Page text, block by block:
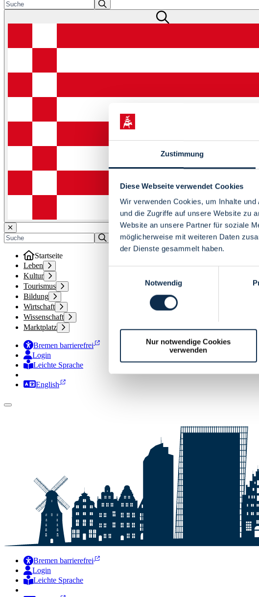
Zustimmung
Diese Webseite verwendet Cookies
Wir verwenden Cookies, um Inhalte
und die Zugriffe auf unsere Website zu
Website an unsere Partner für soziale
möglicherweise mit weiteren Daten
der Dienste gesammelt haben.
Notwendig
Nur notwendige Cookies
verwenden
Startseite
Leben
Kultur
Tourismus
Bildung
Wirtschaft
Wissenschaft
Marktplatz
Bremen barrierefrei
Login
Leichte Sprache
Zur Deutschen Gebärdensprache
English
Bremen barrierefrei
Login
Leichte Sprache